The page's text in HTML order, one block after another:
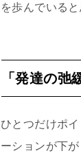
を歩んでいると
「発達の弛
ひとつだけポ
ーションが下